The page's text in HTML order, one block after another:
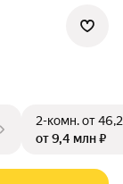
2-комн.от
от 9,4 млн ₽